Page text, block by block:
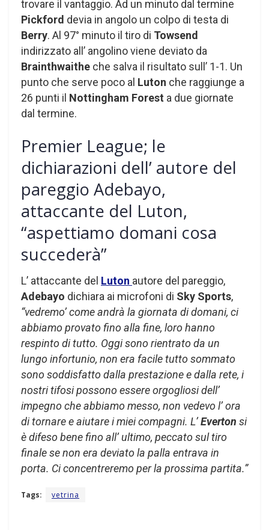
trovare il vantaggio. Ad un minuto dal termine
Pickford devia in angolo un colpo di testa di
Berry. Al 97° minuto il tiro di Towsend
indirizzato all’ angolino viene deviato da
Brainthwaithe che salva il risultato sull’ 1-1. Un
punto che serve poco al Luton che raggiunge a
26 punti il Nottingham Forest a due giornate
dal termine.
Premier League; le
dichiarazioni dell’ autore del
pareggio Adebayo,
attaccante del Luton,
“aspettiamo domani cosa
succederà”
L’ attaccante del Luton autore del pareggio,
Adebayo dichiara ai microfoni di Sky Sports,
“vedremo’ come andrà la giornata di domani, ci
abbiamo provato fino alla fine, loro hanno
respinto di tutto. Oggi sono rientrato da un
lungo infortunio, non era facile tutto sommato
sono soddisfatto dalla prestazione e dalla rete, i
nostri tifosi possono essere orgogliosi dell’
impegno che abbiamo messo, non vedevo l’ ora
di tornare e aiutare i miei compagni. L’Everton si
è difeso bene fino all’ ultimo, peccato sul tiro
finale se non era deviato la palla entrava in
porta. Ci concentreremo per la prossima partita.”
Tags: vetrina